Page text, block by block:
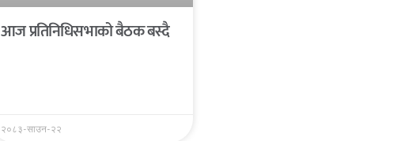
आज प्रतिनिधिसभाको बैठक बस्दै
२०८३-साउन-२२